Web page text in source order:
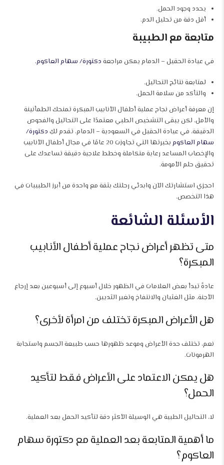
يحدد وجود الحمل.
أقل دقة من تحليل الدم.
متابعة مع الطبيبة
في عيادة الحقيل – الدمام يمكن مراجعة دكتورة/ سهام العاكوم.
لمتابعة نتائج التحاليل.
والتأكد من سلامة الحمل.
إن معرفة أعراض نجاح عملية أطفال الأنابيب المبكرة تمنحك الطمأنينة
والأمل، لكن يبقى التشخيص الطبي معتمدًا على التحاليل والفحوص
الدقيقة، في عيادة الحقيل في السعودية – الدمام، تقدم لكِ دكتورة/
سهام العاكوم
بخبرتها التي تجاوزت 20 عامًا في مجال أطفال الأنابيب
والإخصاب المساعد رعاية متكاملة وخطط علاجية دقيقة تساعدك على
تحقيق حلم الأمومة.
احجزي استشارتك الآن وابدئي رحلتك بثقة مع واحدة من أبرز الطبيبات في
هذا التخصص.
الأسئلة الشائعة
متى تظهر أعراض نجاح عملية أطفال الأنابيب
المبكرة؟
عادةً تبدأ بعض العلامات في الظهور خلال أسبوع إلى أسبوعين بعد إرجاع
الأجنة، مثل الغثيان والانتفاخ وتغير الثديين.
هل الأعراض المبكرة تختلف من امرأة لأخرى؟
نعم، تختلف حدة الأعراض وموعد ظهورها حسب طبيعة الجسم واستجابة
الهرمونات.
هل يمكن الاعتماد على الأعراض فقط لتأكيد
الحمل؟
لا، التحاليل الطبية هي الوسيلة الأكثر دقة لتأكيد الحمل بعد العملية.
ما أهمية المتابعة بعد العملية مع دكتورة سهام
العاكوم؟